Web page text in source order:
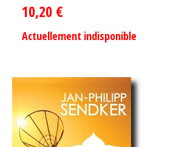
10,20 €
Actuellement indisponible